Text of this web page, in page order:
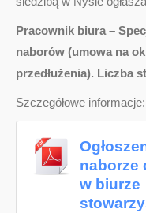
Pracownik biura –
naborów (umowa na
przedłużenia). Liczba
Szczegółowe informacje:
naborze
w biurze